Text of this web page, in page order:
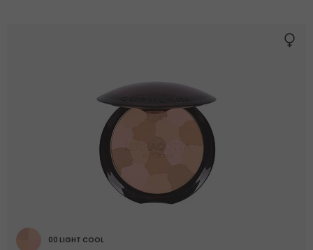
00 LIGHT COOL